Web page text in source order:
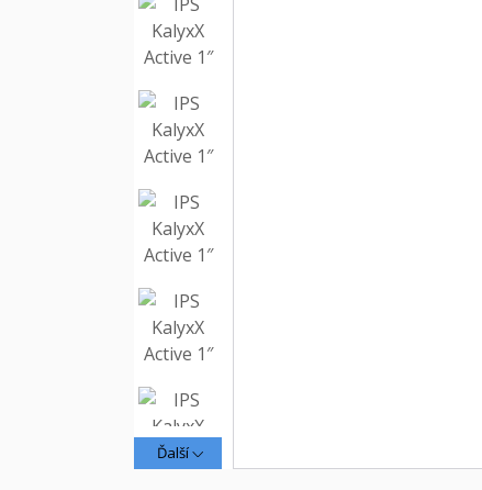
Ďalší